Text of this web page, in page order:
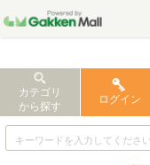
カテゴリ
から探す
ログイン